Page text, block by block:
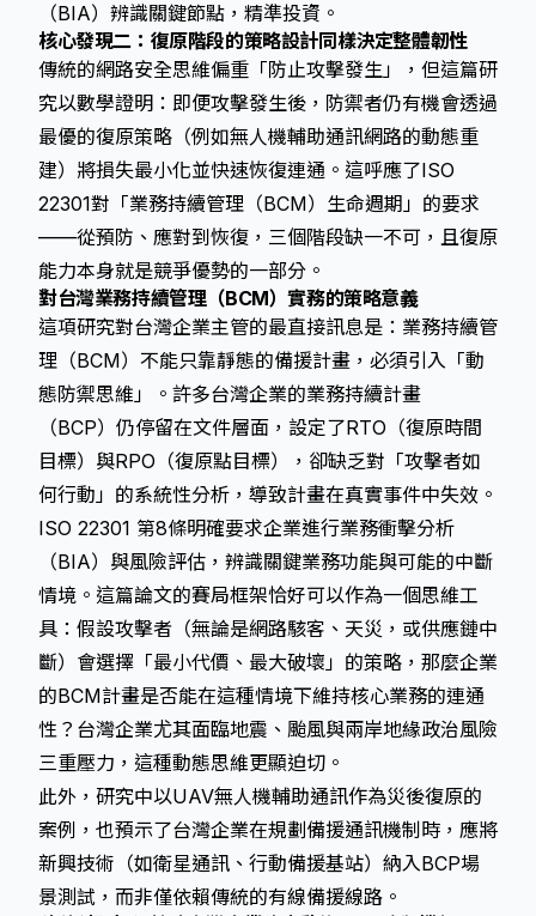
（BIA）辨識關鍵節點，精準投資。
核心發現二：復原階段的策略設計同樣決定整體韌性
傳統的網路安全思維偏重「防止攻擊發生」，但這篇研
究以數學證明：即便攻擊發生後，防禦者仍有機會透過
最優的復原策略（例如無人機輔助通訊網路的動態重
建）將損失最小化並快速恢復連通。這呼應了ISO
22301對「業務持續管理（BCM）生命週期」的要求
——從預防、應對到恢復，三個階段缺一不可，且復原
能力本身就是競爭優勢的一部分。
對台灣業務持續管理（BCM）實務的策略意義
這項研究對台灣企業主管的最直接訊息是：業務持續管
理（BCM）不能只靠靜態的備援計畫，必須引入「動
態防禦思維」。許多台灣企業的業務持續計畫
（BCP）仍停留在文件層面，設定了RTO（復原時間
目標）與RPO（復原點目標），卻缺乏對「攻擊者如
何行動」的系統性分析，導致計畫在真實事件中失效。
ISO 22301 第8條明確要求企業進行業務衝擊分析
（BIA）與風險評估，辨識關鍵業務功能與可能的中斷
情境。這篇論文的賽局框架恰好可以作為一個思維工
具：假設攻擊者（無論是網路駭客、天災，或供應鏈中
斷）會選擇「最小代價、最大破壞」的策略，那麼企業
的BCM計畫是否能在這種情境下維持核心業務的連通
性？台灣企業尤其面臨地震、颱風與兩岸地緣政治風險
三重壓力，這種動態思維更顯迫切。
此外，研究中以UAV無人機輔助通訊作為災後復原的
案例，也預示了台灣企業在規劃備援通訊機制時，應將
新興技術（如衛星通訊、行動備援基站）納入BCP場
景測試，而非僅依賴傳統的有線備援線路。